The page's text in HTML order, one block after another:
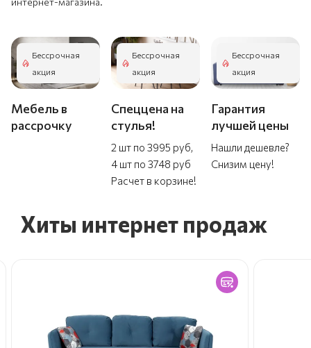
Бессрочная
акция
Мебель в
рассрочку
Бессрочная
акция
Спеццена на
стулья!
2 шт по 3995 руб,
4 шт по 3748 руб
Расчет в корзине!
Бессрочная
акция
Гарантия
лучшей цены
Нашли дешевле?
Снизим цену!
Хиты интернет продаж